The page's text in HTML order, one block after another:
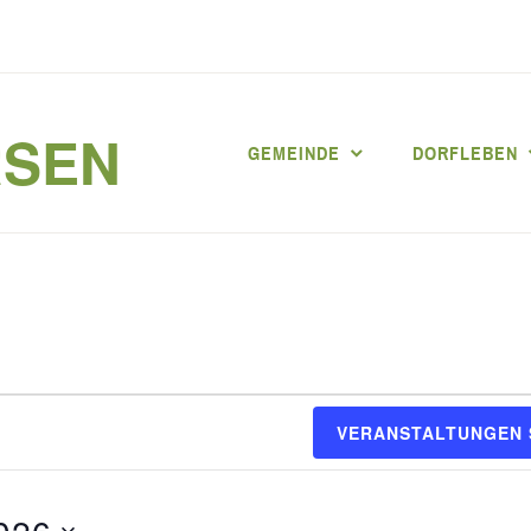
GEMEINDE DORFLEBEN
VERANSTALTUNGEN